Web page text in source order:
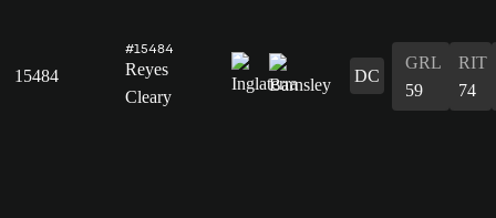
15484
#15484
Reyes
Cleary
DC
GRL
59
RIT
74